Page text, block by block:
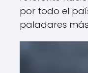
por todo el
paladares